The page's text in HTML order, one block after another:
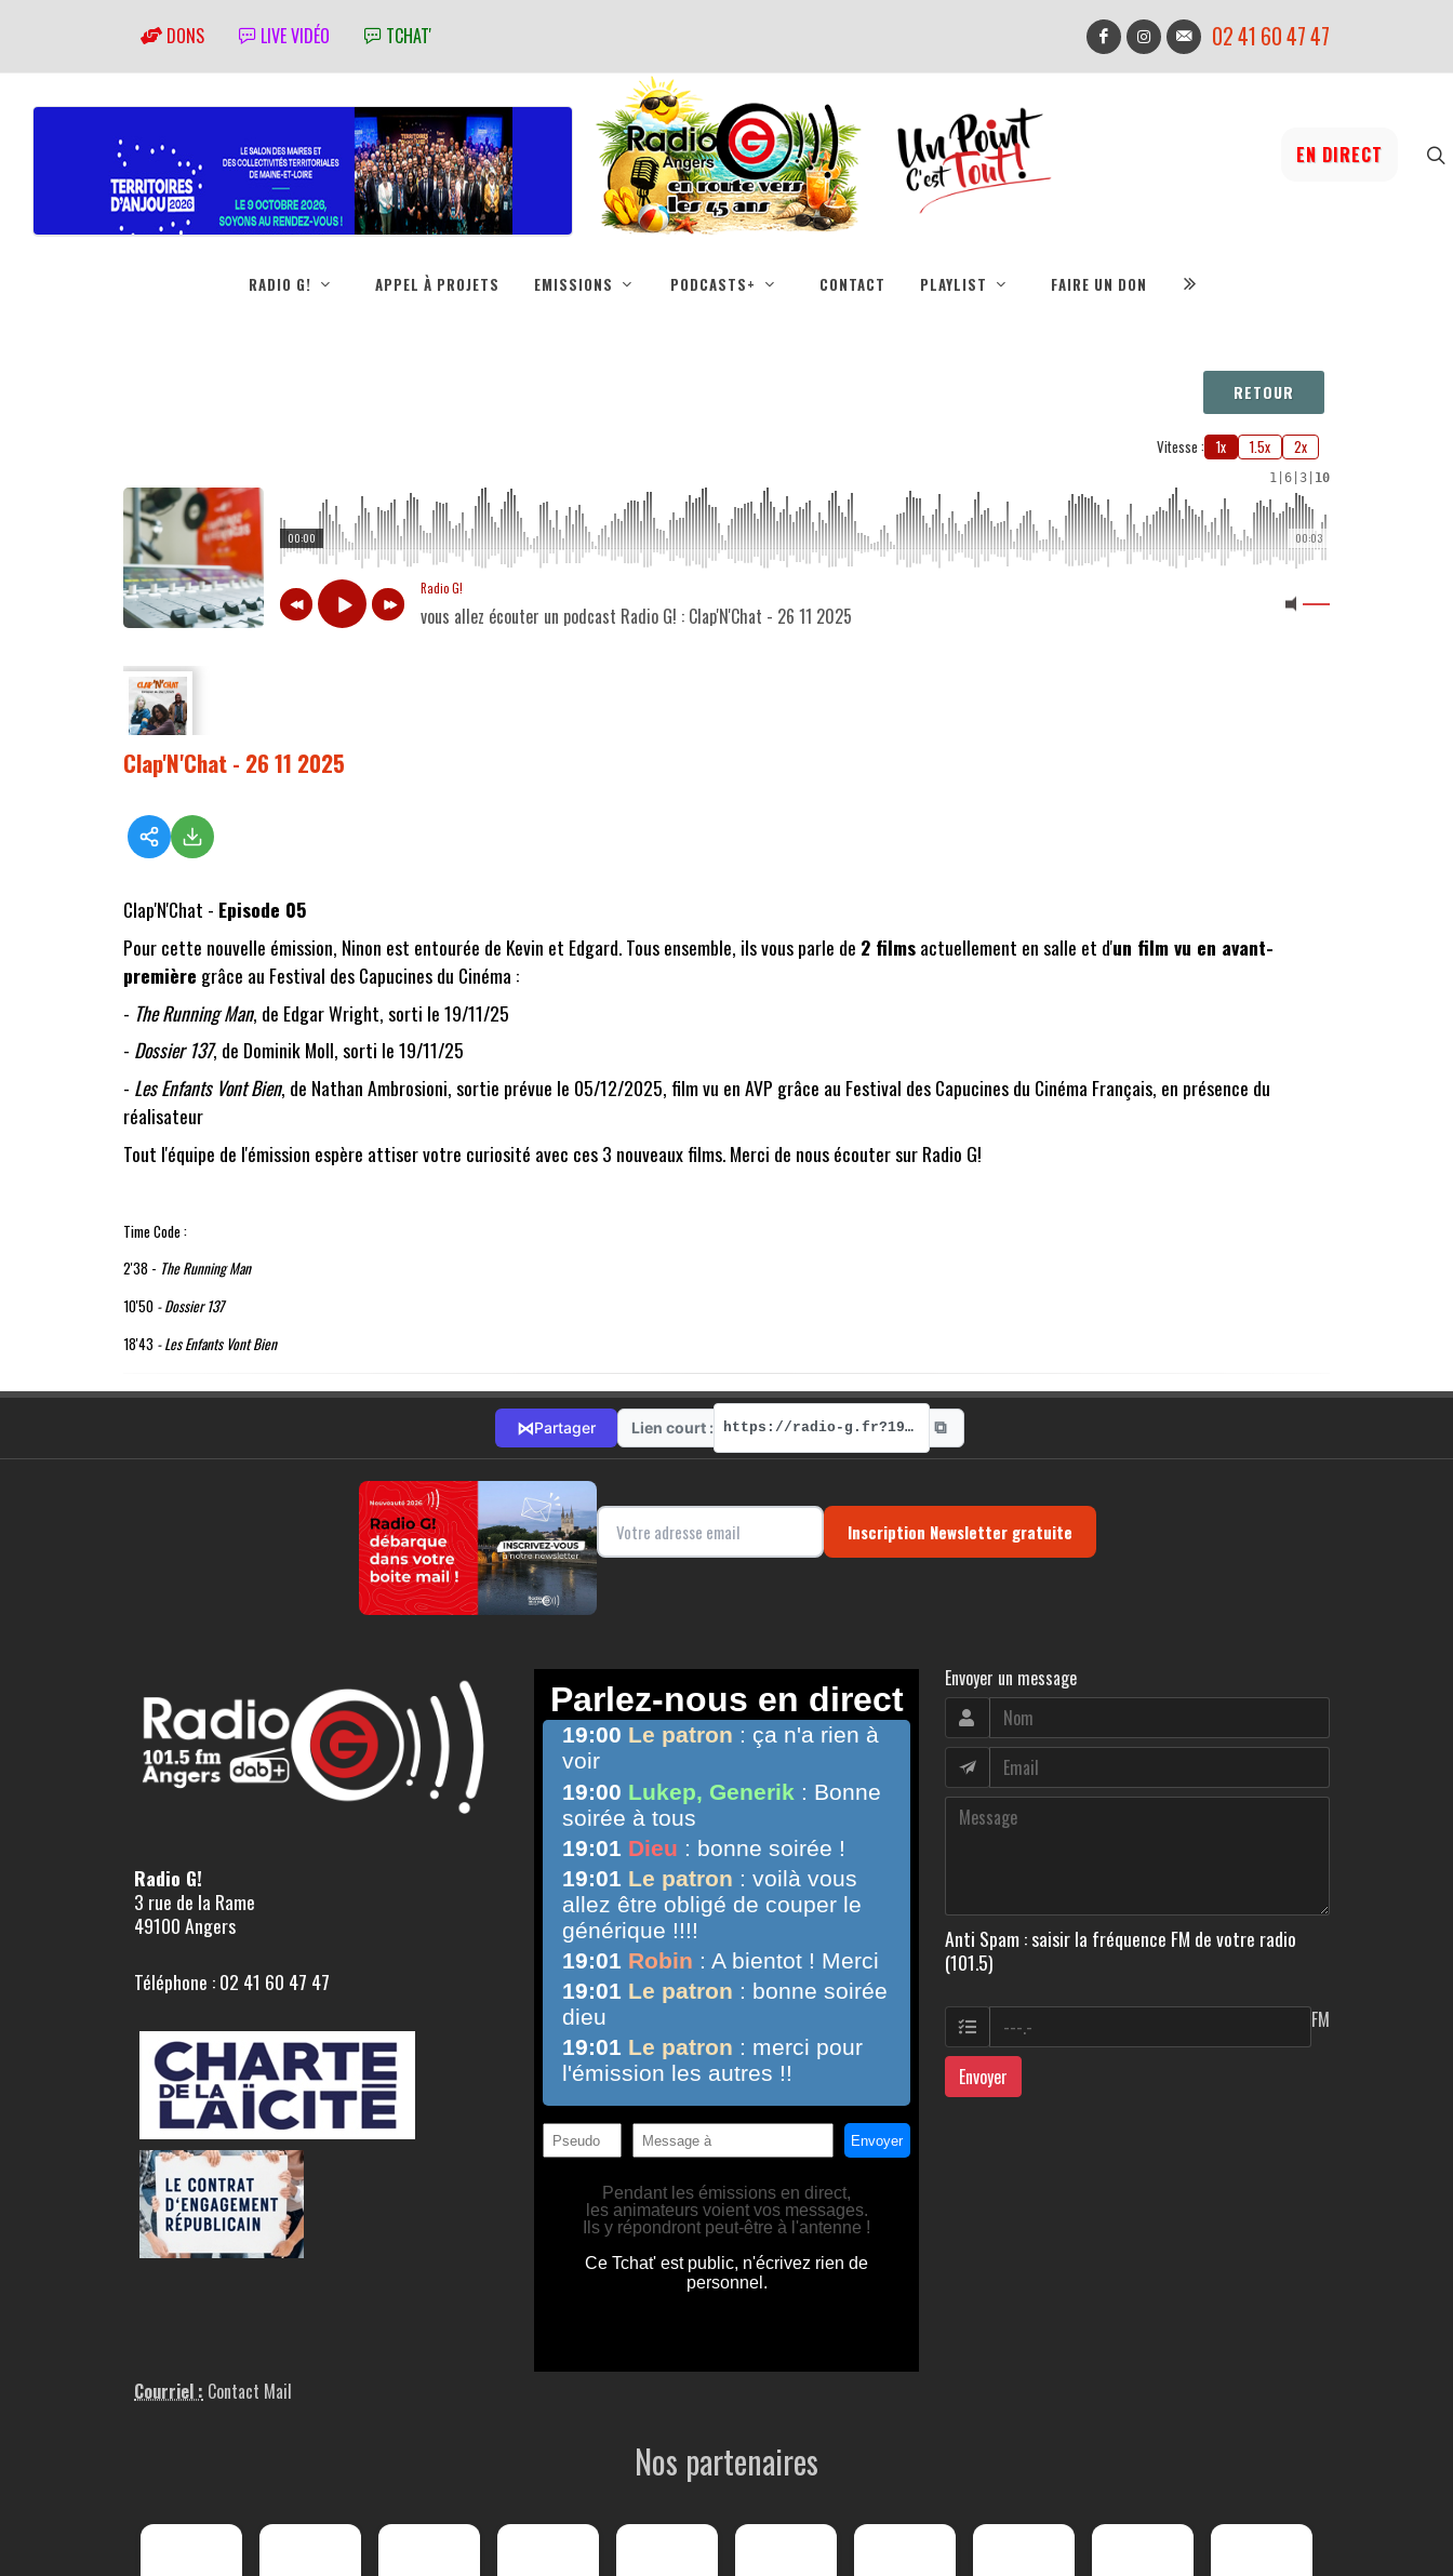
DONS LIVE VIDÉO TCHAT' 02 41 60 47 47
EN DIRECT
RADIO G! APPEL À PROJETS EMISSIONS PODCASTS+ CONTACT PLAYLIST FAIRE UN DON
RETOUR
Vitesse : 1x 1.5x 2x
1 6 3 10
00:03
00:00
Radio G!
vous allez écouter un podcast Radio G! : Clap'N'Chat - 26 11 2025
Clap'N'Chat - 26 11 2025
Clap'N'Chat - Episode 05
Pour cette nouvelle émission, Ninon est entourée de Kevin et Edgard. Tous ensemble, ils vous parle de 2 filmsactuellement en salle et d'un film vu en avant-
première grâce au Festival des Capucines du Cinéma :
- The Running Man, de Edgar Wright, sorti le 19/11/25
- Dossier 137, de Dominik Moll, sorti le 19/11/25
- Les Enfants Vont Bien, de Nathan Ambrosioni, sortie prévue le 05/12/2025, film vu en AVP grâce au Festival des Capucines du Cinéma Français, en présence du
réalisateur
Tout l'équipe de l'émission espère attiser votre curiosité avec ces 3 nouveaux films. Merci de nous écouter sur Radio G!
Time Code :
2'38 - The Running Man
10'50 - Dossier 137
18'43 - Les Enfants Vont Bien
⋈Partager Lien court : https://radio-g.fr?19531 ⧉
Inscription Newsletter gratuite
Radio G!
3 rue de la Rame
49100 Angers
Téléphone : 02 41 60 47 47
Courriel : Contact Mail
Envoyer un message
Anti Spam : saisir la fréquence FM de votre radio
(101.5)
FM
Envoyer
Nos partenaires